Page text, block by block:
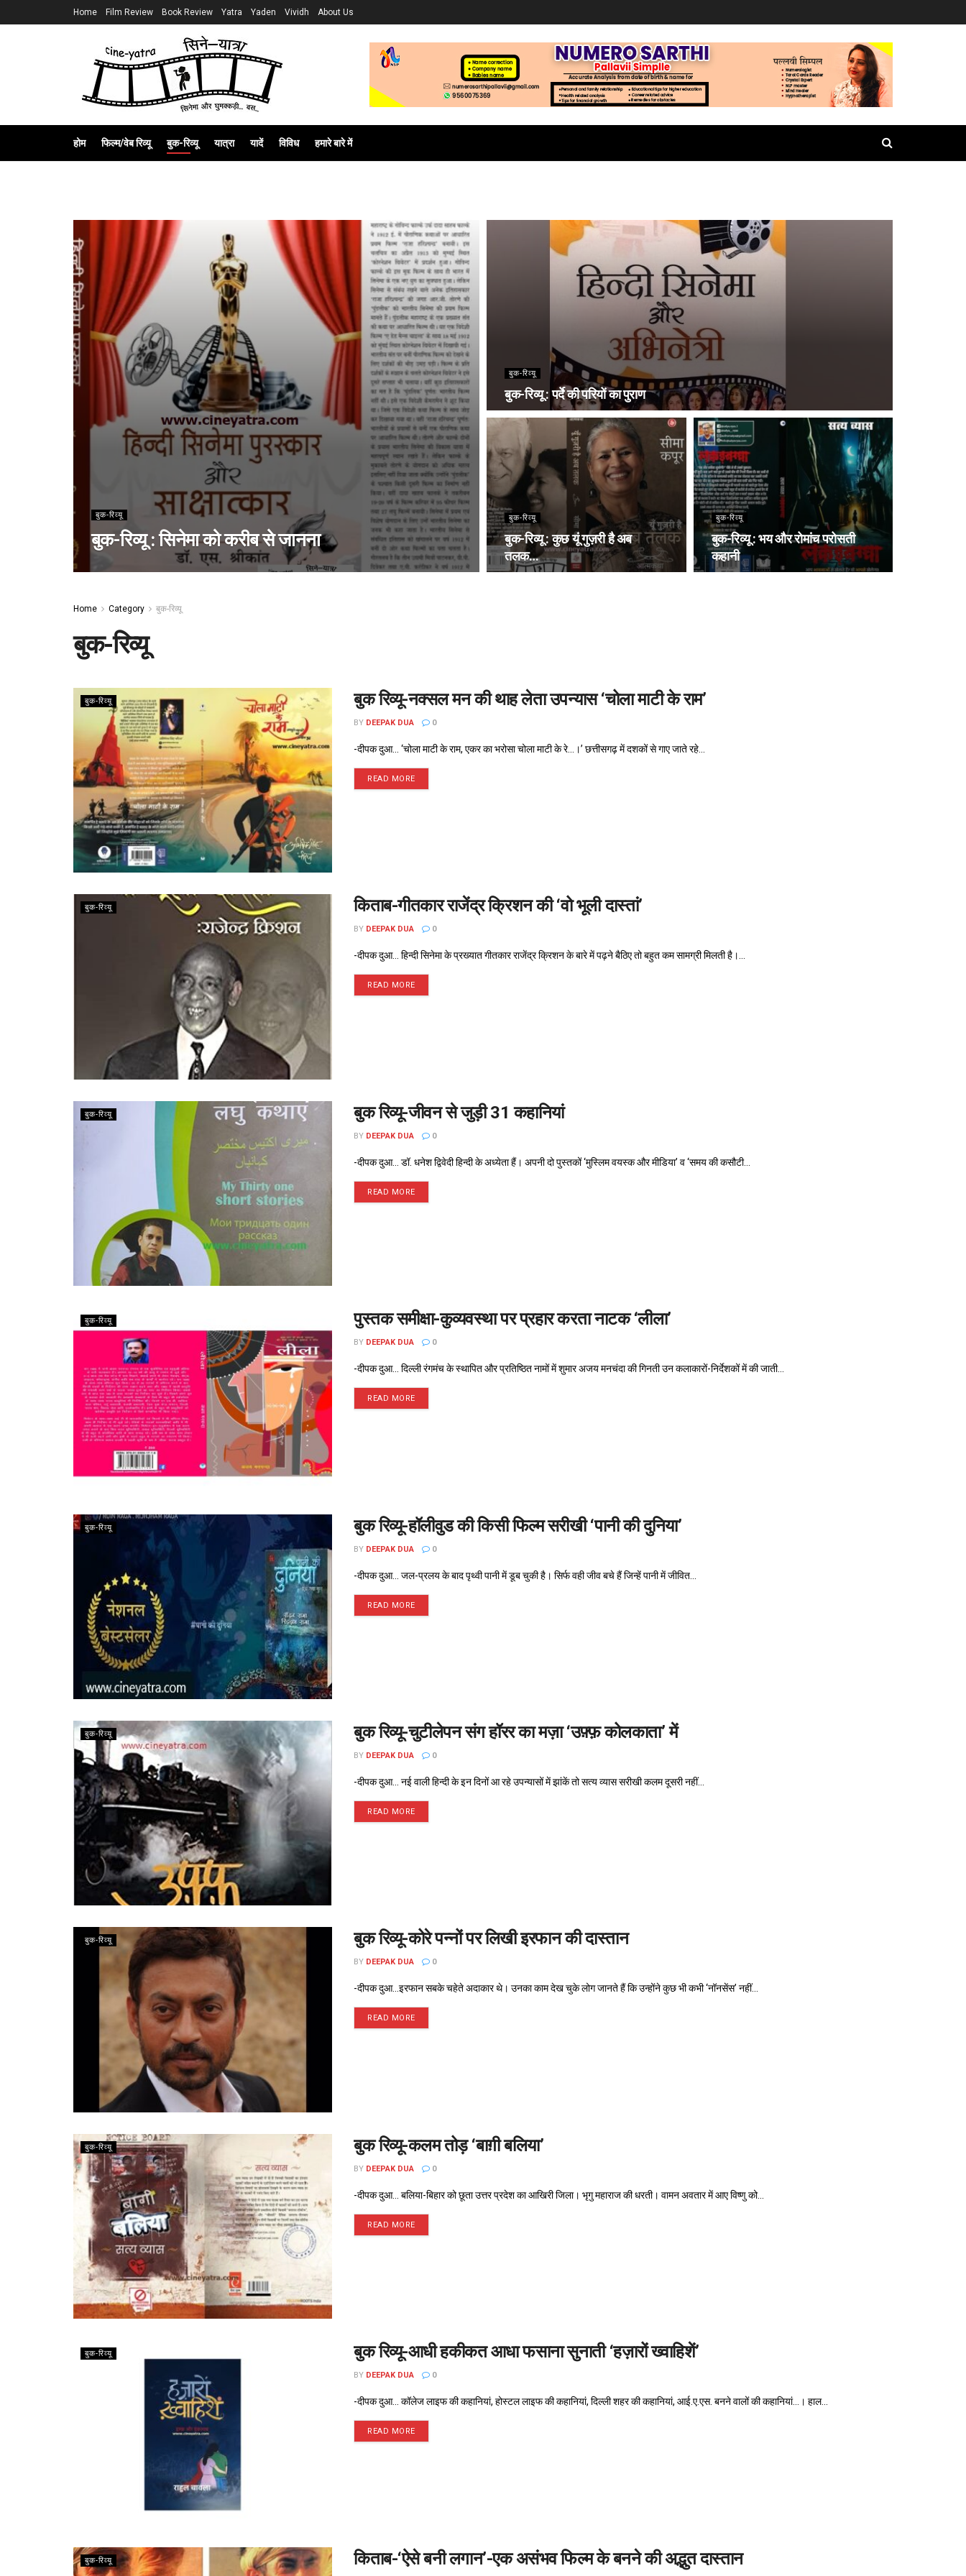
Home Film Review Book Review Yatra Yaden Vividh About Us
होम फिल्म/वेब रिव्यू बुक-रिव्यू यात्रा यादें विविध हमारे बारे में
बुक-रिव्यू
बुक-रिव्यू : सिनेमा को करीब से जानना
बुक-रिव्यू
बुक-रिव्यू : पर्दे की परियों का पुराण
बुक-रिव्यू
बुक-रिव्यू : कुछ यूं गुज़री है अब
तलक…
बुक-रिव्यू
बुक-रिव्यू : भय और रोमांच परोसती
कहानी
Home Category बुक-रिव्यू
बुक-रिव्यू
बुक-रिव्यू बुक रिव्यू-नक्सल मन की थाह लेता उपन्यास ‘चोला माटी के राम’
BY DEEPAK DUA 0
-दीपक दुआ... ‘चोला माटी के राम, एकर का भरोसा चोला माटी के रे...।’ छत्तीसगढ़ में दशकों से गाए जाते रहे...
READ MORE
बुक-रिव्यू किताब-गीतकार राजेंद्र क्रिशन की ‘वो भूली दास्तां’
BY DEEPAK DUA 0
-दीपक दुआ... हिन्दी सिनेमा के प्रख्यात गीतकार राजेंद्र क्रिशन के बारे में पढ़ने बैठिए तो बहुत कम सामग्री मिलती है।...
READ MORE
बुक-रिव्यू बुक रिव्यू-जीवन से जुड़ी 31 कहानियां
BY DEEPAK DUA 0
-दीपक दुआ... डॉ. धनेश द्विवेदी हिन्दी के अध्येता हैं। अपनी दो पुस्तकों ‘मुस्लिम वयस्क और मीडिया’ व ‘समय की कसौटी...
READ MORE
बुक-रिव्यू पुस्तक समीक्षा-कुव्यवस्था पर प्रहार करता नाटक ‘लीला’
BY DEEPAK DUA 0
-दीपक दुआ... दिल्ली रंगमंच के स्थापित और प्रतिष्ठित नामों में शुमार अजय मनचंदा की गिनती उन कलाकारों-निर्देशकों में की जाती...
READ MORE
बुक-रिव्यू बुक रिव्यू-हॉलीवुड की किसी फिल्म सरीखी ‘पानी की दुनिया’
BY DEEPAK DUA 0
-दीपक दुआ... जल-प्रलय के बाद पृथ्वी पानी में डूब चुकी है। सिर्फ वही जीव बचे हैं जिन्हें पानी में जीवित...
READ MORE
बुक-रिव्यू बुक रिव्यू-चुटीलेपन संग हॉरर का मज़ा ‘उफ़्फ़ कोलकाता’ में
BY DEEPAK DUA 0
-दीपक दुआ... नई वाली हिन्दी के इन दिनों आ रहे उपन्यासों में झांकें तो सत्य व्यास सरीखी कलम दूसरी नहीं...
READ MORE
बुक-रिव्यू बुक रिव्यू-कोरे पन्नों पर लिखी इरफान की दास्तान
BY DEEPAK DUA 0
-दीपक दुआ...इरफान सबके चहेते अदाकार थे। उनका काम देख चुके लोग जानते हैं कि उन्होंने कुछ भी कभी ‘नॉनसेंस’ नहीं...
READ MORE
बुक-रिव्यू बुक रिव्यू-कलम तोड़ ‘बाग़ी बलिया’
BY DEEPAK DUA 0
-दीपक दुआ... बलिया-बिहार को छूता उत्तर प्रदेश का आखिरी जिला। भृगु महाराज की धरती। वामन अवतार में आए विष्णु को...
READ MORE
बुक-रिव्यू बुक रिव्यू-आधी हकीकत आधा फसाना सुनाती ‘हज़ारों ख्वाहिशें’
BY DEEPAK DUA 0
-दीपक दुआ... कॉलेज लाइफ की कहानियां, होस्टल लाइफ की कहानियां, दिल्ली शहर की कहानियां, आई.ए.एस. बनने वालों की कहानियां...। हाल...
READ MORE
बुक-रिव्यू किताब-‘ऐसे बनी लगान’-एक असंभव फिल्म के बनने की अद्भुत दास्तान